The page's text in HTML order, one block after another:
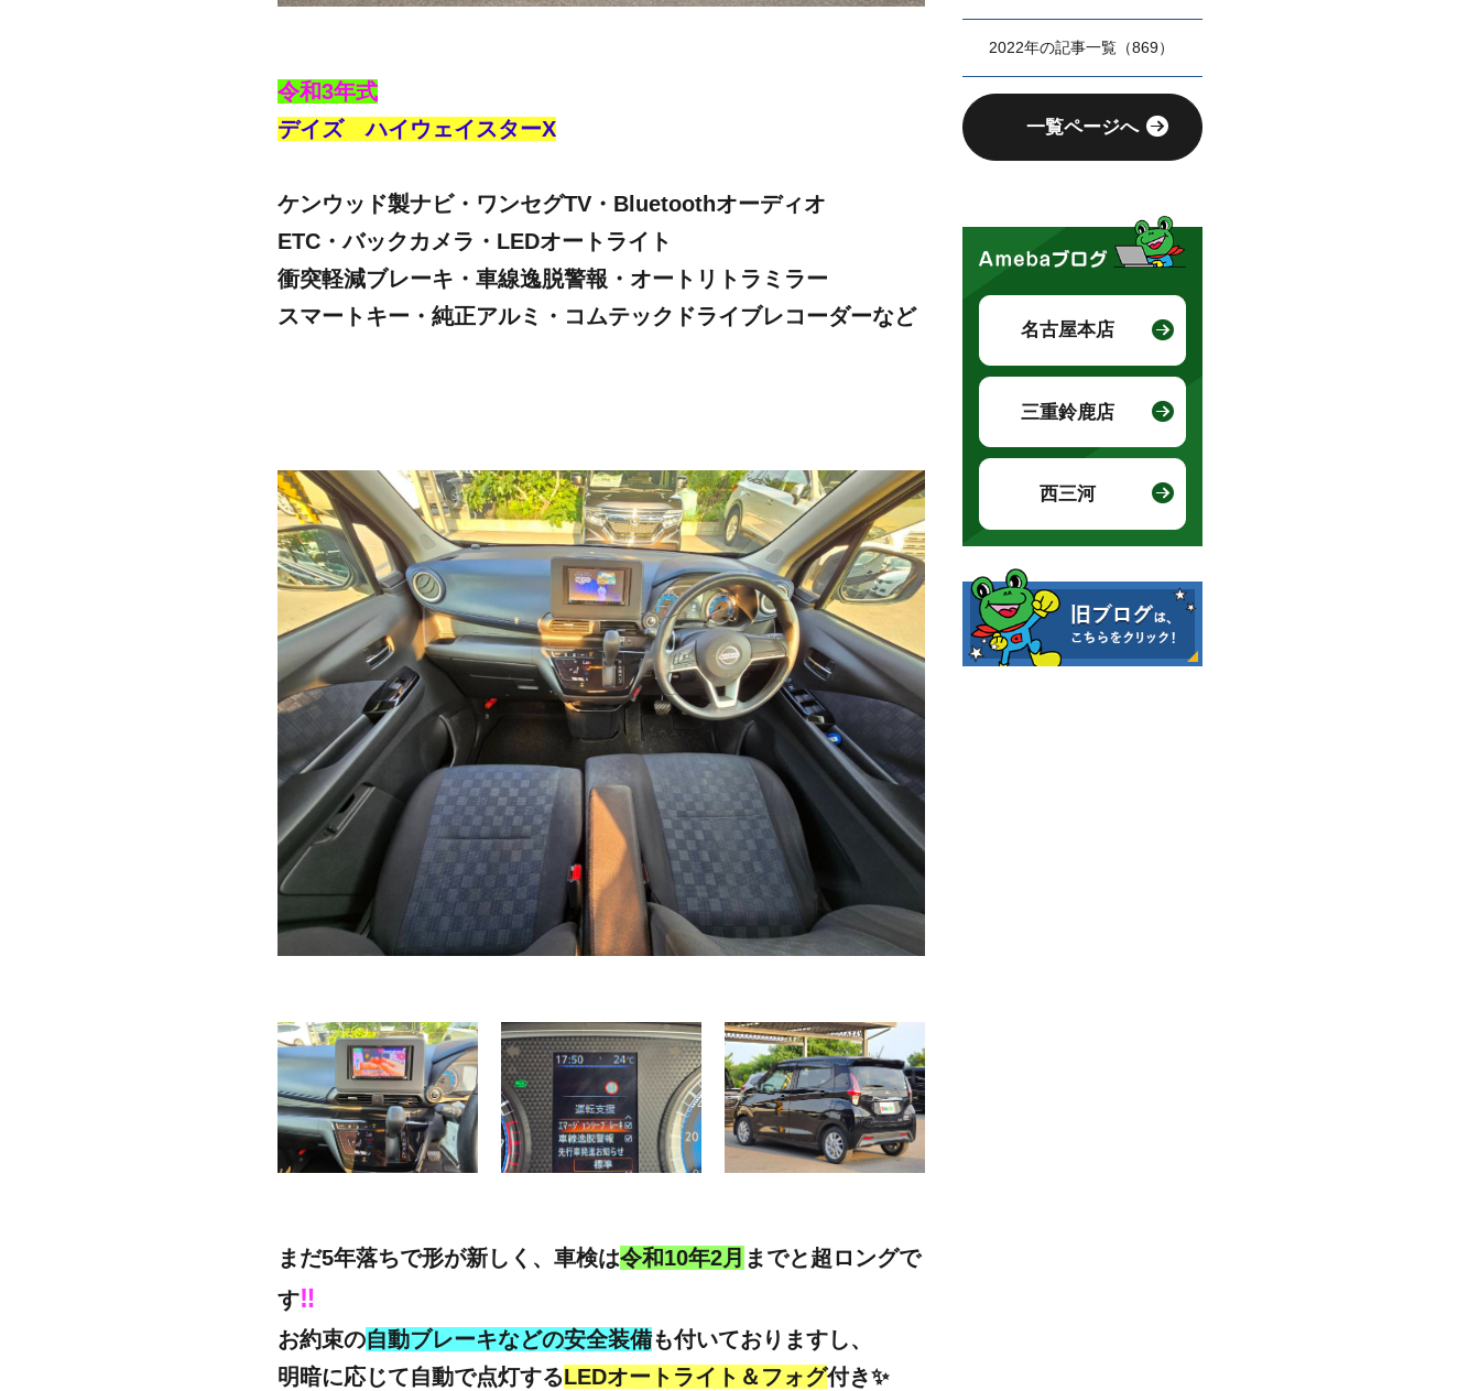
令和3年式
デイズ ハイウェイスターX
ケンウッド製ナビ・ワンセグTV・Bluetoothオーディオ
ETC・バックカメラ・LEDオートライト
衝突軽減ブレーキ・車線逸脱警報・オートリトラミラー
スマートキー・純正アルミ・コムテックドライブレコーダーなど
まだ5年落ちで形が新しく、車検は令和10年2月 までと超ロングで
す‼
お約束の自動ブレーキなどの安全装備も付いておりますし、
明暗に応じて自動で点灯するLEDオートライト＆フォグ付き✨
2022年の記事一覧（869）
一覧ページへ
名古屋本店
三重鈴鹿店
西三河